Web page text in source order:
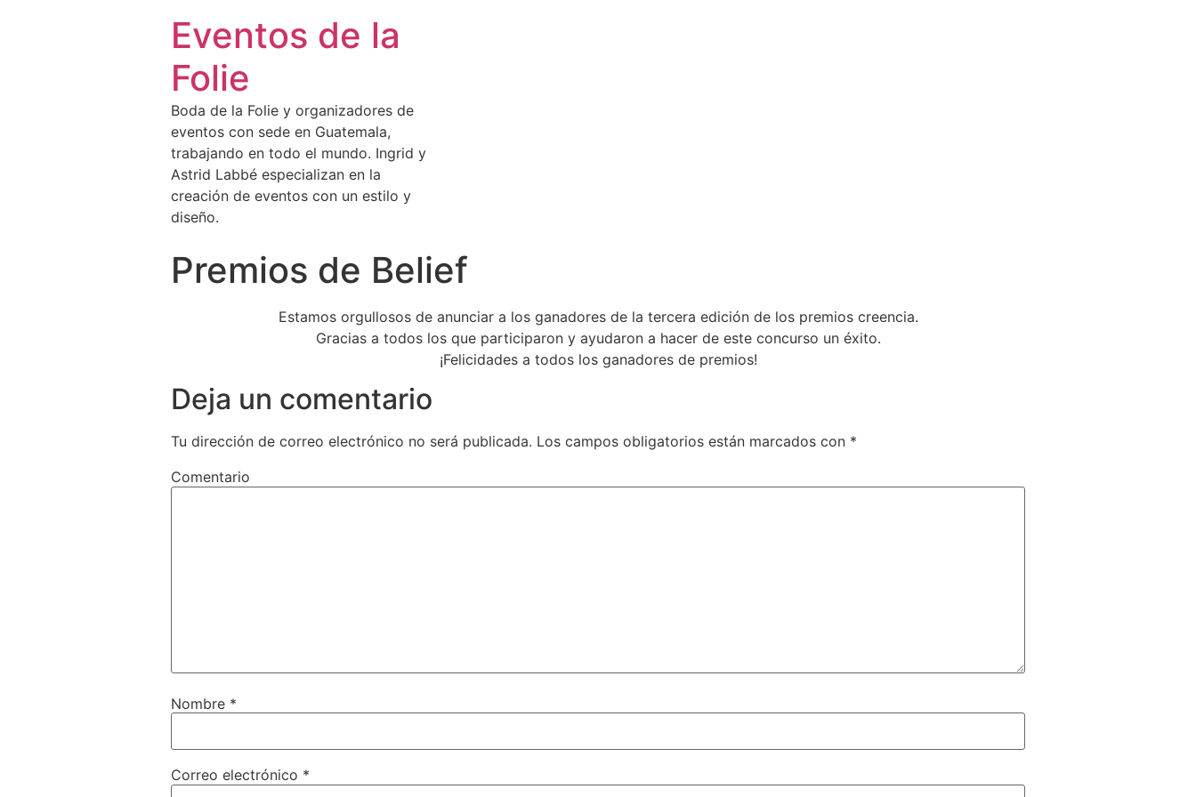
Eventos de la
Folie
Boda de la Folie y organizadores de
eventos con sede en Guatemala,
trabajando en todo el mundo. Ingrid y
Astrid Labbé especializan en la
creación de eventos con un estilo y
diseño.
Premios de Belief
Estamos orgullosos de anunciar a los ganadores de la tercera edición de los premios creencia.
Gracias a todos los que participaron y ayudaron a hacer de este concurso un éxito.
¡Felicidades a todos los ganadores de premios!
Deja un comentario
Tu dirección de correo electrónico no será publicada. Los campos obligatorios están marcados con *
Comentario
Nombre *
Correo electrónico *